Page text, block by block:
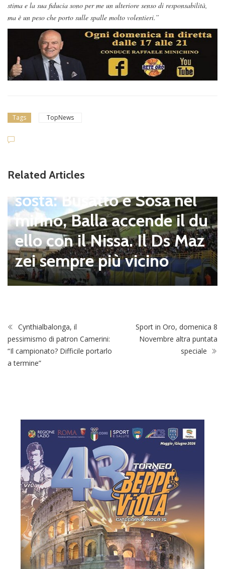
stima e la sua fiducia sono per me un ulteriore senso di responsabilità,
ma è un peso che porto sulle spalle molto volentieri.”
Tags TopNews
Related Articles
pagnano), mercato senza
sosta: Busatto e Sosa nel
mirino, Balla accende il du
ello con il Nissa. Il Ds Maz
zei sempre più vicino
Cynthialbalonga, il
pessimismo di patron Camerini:
“Il campionato? Difficile portarlo
a termine”
Sport in Oro, domenica 8
Novembre altra puntata
speciale